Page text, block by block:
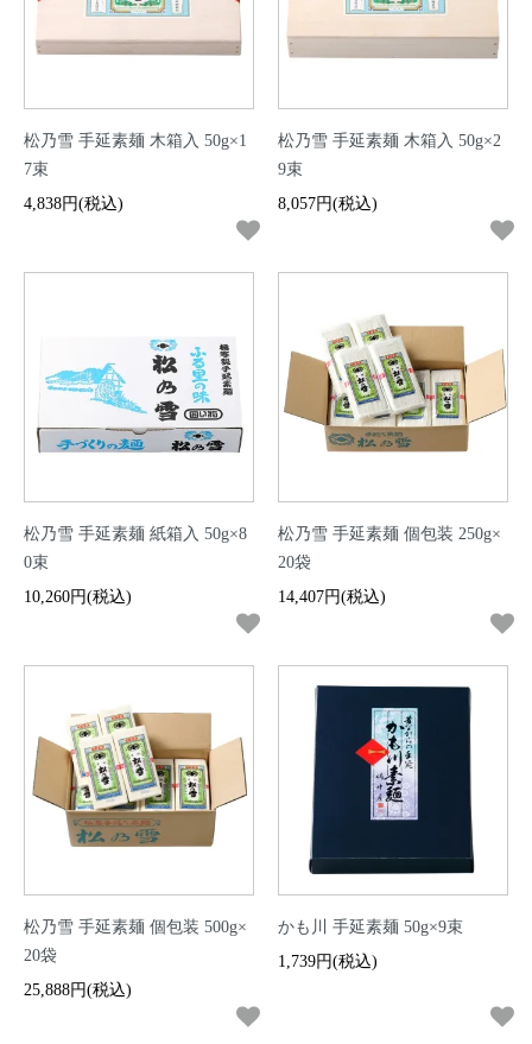
松乃雪 手延素麺 木箱入 50g×1
7束
4,838円(税込)
松乃雪 手延素麺 木箱入 50g×2
9束
8,057円(税込)
松乃雪 手延素麺 紙箱入 50g×8
0束
10,260円(税込)
松乃雪 手延素麺 個包装 250g×
20袋
14,407円(税込)
松乃雪 手延素麺 個包装 500g×
20袋
25,888円(税込)
かも川 手延素麺 50g×9束
1,739円(税込)